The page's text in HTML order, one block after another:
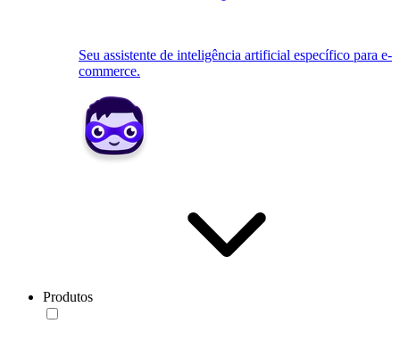
Seu assistente de inteligência artificial específico para e-
commerce.
Produtos